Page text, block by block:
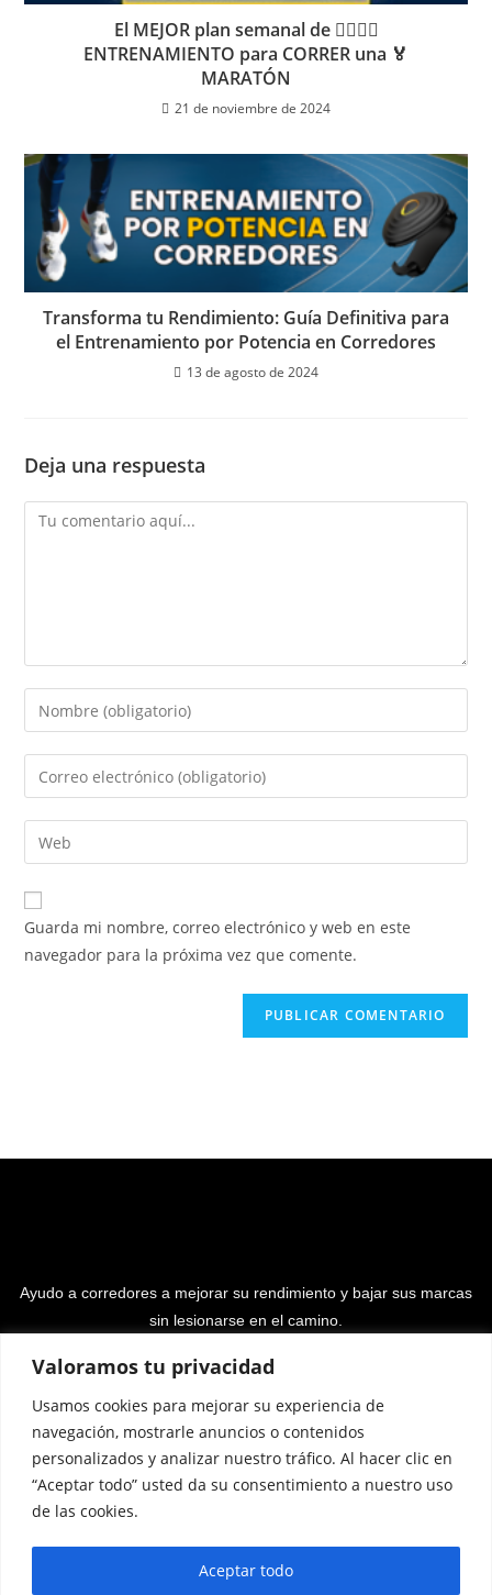
Valoramos tu privacidad
Usamos cookies para mejorar su experiencia de
navegación, mostrarle anuncios o contenidos
personalizados y analizar nuestro tráfico. Al hacer clic en
“Aceptar todo” usted da su consentimiento a nuestro uso
de las cookies.
Aceptar todo
El MEJOR plan semanal de 🏋️‍♂️🏃‍♂️
ENTRENAMIENTO para CORRER una 🏅
MARATÓN
21 de noviembre de 2024
Transforma tu Rendimiento: Guía Definitiva para
el Entrenamiento por Potencia en Corredores
13 de agosto de 2024
Deja una respuesta
Guarda mi nombre, correo electrónico y web en este
navegador para la próxima vez que comente.
Ayudo a corredores a mejorar su rendimiento y bajar sus marcas
sin lesionarse en el camino.
Programa Entrenamiento Podcast Libro